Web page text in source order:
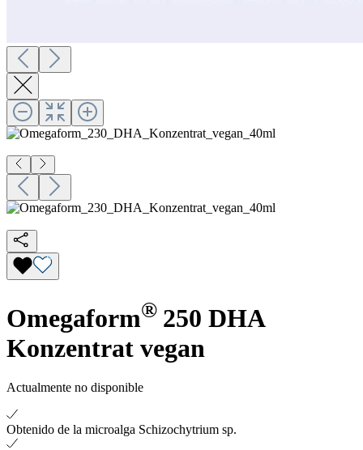
Omegaform® 250 DHA
Konzentrat vegan
Actualmente no disponible
Obtenido de la microalga Schizochytrium sp.